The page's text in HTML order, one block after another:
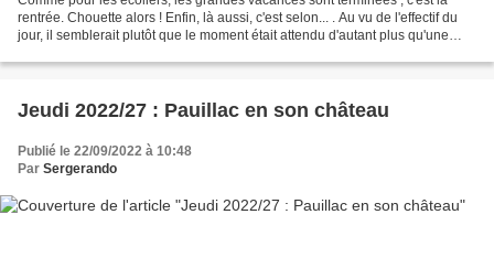
rentrée. Chouette alors ! Enfin, là aussi, c'est selon... . Au vu de l'effectif du
jour, il semblerait plutôt que le moment était attendu d'autant plus qu'une
Jeudi 2022/27 : Pauillac en son château
Publié le 22/09/2022 à 10:48
Par Sergerando